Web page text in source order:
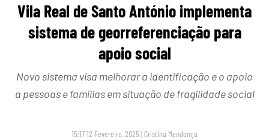
Vila Real de Santo António implementa
sistema de georreferenciação para
apoio social
Novo sistema visa melhorar a identificação e o apoio
a pessoas e famílias em situação de fragilidade social
15:17 12 Fevereiro, 2025 | Cristina Mendonça